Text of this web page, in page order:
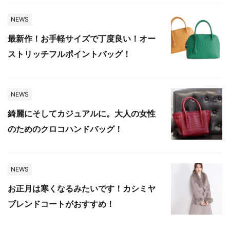
NEWS
最新作！お手軽サイズで丁度良い！オー
ストリッチフルポイントバッグ！
NEWS
綺麗にそしてカジュアルに。大人の女性
のためのクロコハンドバッグ！
NEWS
お正月は寒くなるみたいです！カシミヤ
ブレンドコートがおすすめ！